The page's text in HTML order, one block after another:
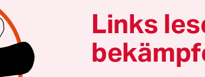
nimmt – eine Woche nach dem
am 1. November – langsam
Kommissionschefin Ursula
verfehlen, die EU-Behörde
Links